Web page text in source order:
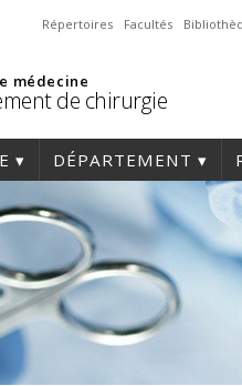
Répertoires Facultés
médecine
de chirurgie
DÉPARTEMENT